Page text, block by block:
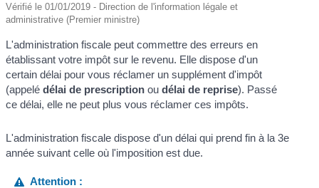
Vérifié le 01/01/2019 - Direction de l'information légale et
administrative (Premier ministre)
L'administration fiscale peut commettre des erreurs en
établissant votre impôt sur le revenu. Elle dispose d'un
certain délai pour vous réclamer un supplément d'impôt
(appelédélai de prescription oudélai de reprise). Passé
ce délai, elle ne peut plus vous réclamer ces impôts.
L'administration fiscale dispose d'un délai qui prend fin à la 3e
année suivant celle où l'imposition est due.
Attention :